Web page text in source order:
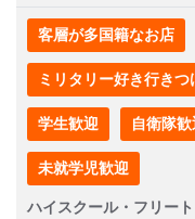
客層が多国籍なお店
ミリタリー好き行きつ
学生歓迎 自衛隊
未就学児歓迎
ハイスクール・フリー